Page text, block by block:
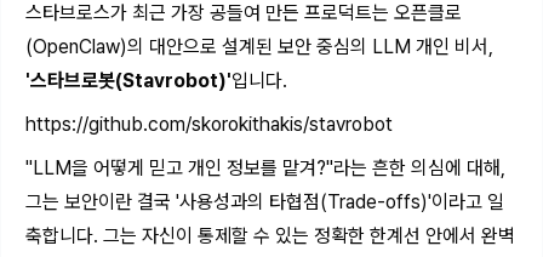
스타브로스가 최근 가장 공들여 만든 프로덕트는 오픈클로
(OpenClaw)의 대안으로 설계된 보안 중심의 LLM 개인 비서,
'스타브로봇(Stavrobot)'입니다.
https://github.com/skorokithakis/stavrobot
"LLM을 어떻게 믿고 개인 정보를 맡겨?"라는 흔한 의심에 대해,
그는 보안이란 결국 '사용성과의 타협점(Trade-offs)'이라고 일
축합니다. 그는 자신이 통제할 수 있는 정확한 한계선 안에서 완벽